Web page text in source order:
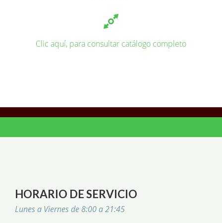
Clic aquí, para consultar catálogo completo
HORARIO DE SERVICIO
Lunes a Viernes de 8:00 a 21:45